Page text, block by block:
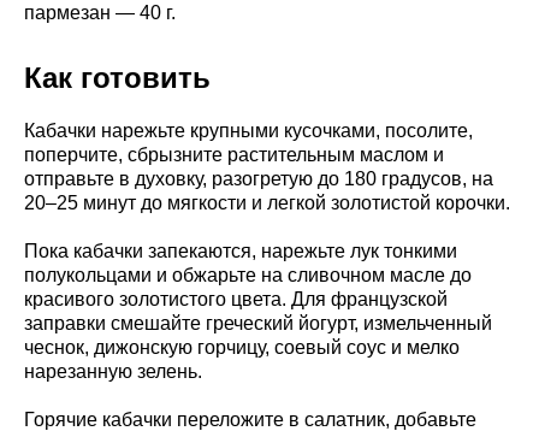
пармезан — 40 г.
Как готовить
Кабачки нарежьте крупными кусочками, посолите,
поперчите, сбрызните растительным маслом и
отправьте в духовку, разогретую до 180 градусов, на
20–25 минут до мягкости и легкой золотистой корочки.
Пока кабачки запекаются, нарежьте лук тонкими
полукольцами и обжарьте на сливочном масле до
красивого золотистого цвета. Для французской
заправки смешайте греческий йогурт, измельченный
чеснок, дижонскую горчицу, соевый соус и мелко
нарезанную зелень.
Горячие кабачки переложите в салатник, добавьте